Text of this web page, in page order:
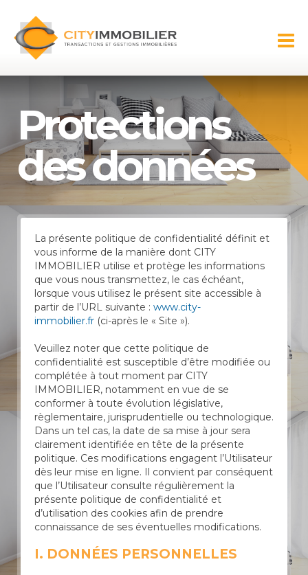
principal
CITY
IMMOBILIER
Protections
des données
La présente politique de confidentialité définit et
vous informe de la manière dont CITY
IMMOBILIER utilise et protège les informations
que vous nous transmettez, le cas échéant,
lorsque vous utilisez le présent site accessible à
partir de l’URL suivante : www.city-
immobilier.fr (ci-après le « Site »).
Veuillez noter que cette politique de
confidentialité est susceptible d’être modifiée ou
complétée à tout moment par CITY
IMMOBILIER, notamment en vue de se
conformer à toute évolution législative,
règlementaire, jurisprudentielle ou technologique.
Dans un tel cas, la date de sa mise à jour sera
clairement identifiée en tête de la présente
politique. Ces modifications engagent l’Utilisateur
dès leur mise en ligne. Il convient par conséquent
que l’Utilisateur consulte régulièrement la
présente politique de confidentialité et
d’utilisation des cookies afin de prendre
connaissance de ses éventuelles modifications.
I. DONNÉES PERSONNELLES